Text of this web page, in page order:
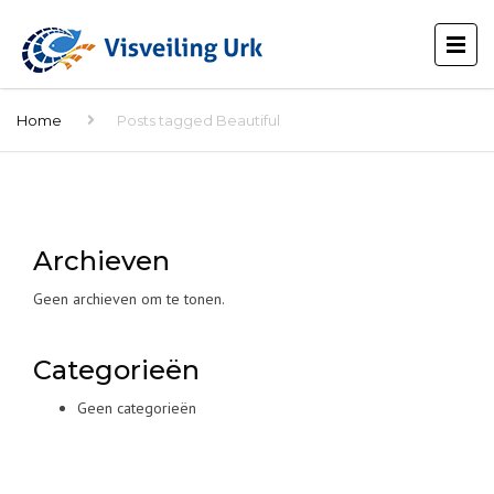
Home Posts tagged Beautiful
Archieven
Geen archieven om te tonen.
Categorieën
Geen categorieën